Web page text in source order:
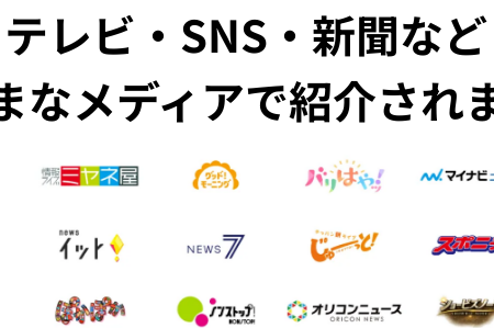
テレビ・SNS・新聞など
なメディアで紹介され